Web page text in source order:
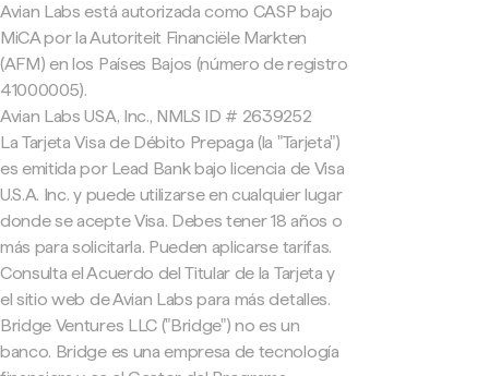
Avian Labs está autorizada como CASP bajo
MiCA por la Autoriteit Financiële Markten
(AFM) en los Países Bajos (número de registro
41000005).
Avian Labs USA, Inc., NMLS ID # 2639252
La Tarjeta Visa de Débito Prepaga (la "Tarjeta")
es emitida por Lead Bank bajo licencia de Visa
U.S.A. Inc. y puede utilizarse en cualquier lugar
donde se acepte Visa. Debes tener 18 años o
más para solicitarla. Pueden aplicarse tarifas.
Consulta el Acuerdo del Titular de la Tarjeta y
el sitio web de Avian Labs para más detalles.
Bridge Ventures LLC ("Bridge") no es un
banco. Bridge es una empresa de tecnología